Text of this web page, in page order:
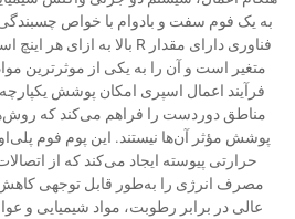
به یک فوم سفت و بادوام با خواص
متغیر است و آن را به یکی از موثرترین
فرآیند اعمال اسپری امکان پوشش
مناطق دوردست را فراهم می‌کند که
پوشش مؤثر آن‌ها نیستند. این پوم فوم
حرارتی پیوسته ایجاد می‌کند که از
مصرف انرژی را به‌طور قابل توجهی
عالی در برابر رطوبت، مواد شیمیایی و